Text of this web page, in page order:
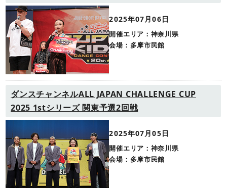
2025年07月06日
開催エリア：神奈川県
会場：多摩市民館
ダンスチャンネルALL JAPAN CHALLENGE CUP
2025 1stシリーズ 関東予選2回戦
2025年07月05日
開催エリア：神奈川県
会場：多摩市民館